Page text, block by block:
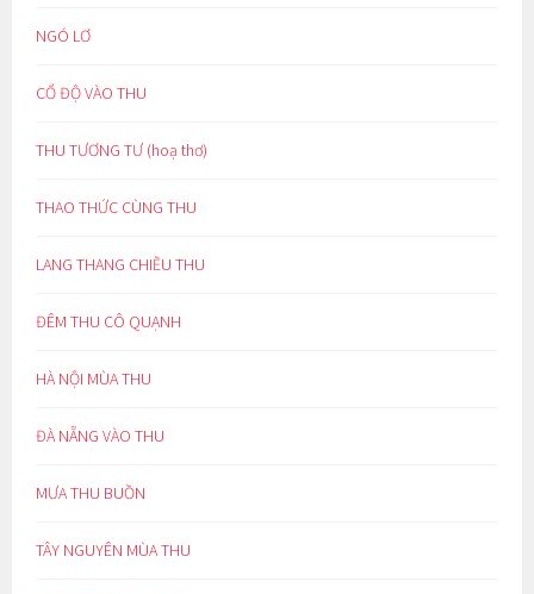
NGÓ LƠ
CỔ ĐỘ VÀO THU
THU TƯƠNG TƯ (hoạ thơ)
THAO THỨC CÙNG THU
LANG THANG CHIỀU THU
ĐÊM THU CÔ QUẠNH
HÀ NỘI MÙA THU
ĐÀ NẴNG VÀO THU
MƯA THU BUỒN
TÂY NGUYÊN MÙA THU